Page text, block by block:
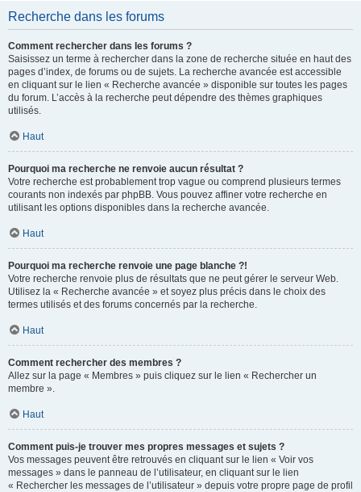
Recherche dans les forums
Comment rechercher dans les forums ?
Saisissez un terme à rechercher dans la zone de recherche située en haut des
pages d’index, de forums ou de sujets. La recherche avancée est accessible
en cliquant sur le lien « Recherche avancée » disponible sur toutes les pages
du forum. L’accès à la recherche peut dépendre des thèmes graphiques
utilisés.
Haut
Pourquoi ma recherche ne renvoie aucun résultat ?
Votre recherche est probablement trop vague ou comprend plusieurs termes
courants non indexés par phpBB. Vous pouvez affiner votre recherche en
utilisant les options disponibles dans la recherche avancée.
Haut
Pourquoi ma recherche renvoie une page blanche ?!
Votre recherche renvoie plus de résultats que ne peut gérer le serveur Web.
Utilisez la « Recherche avancée » et soyez plus précis dans le choix des
termes utilisés et des forums concernés par la recherche.
Haut
Comment rechercher des membres ?
Allez sur la page « Membres » puis cliquez sur le lien « Rechercher un
membre ».
Haut
Comment puis-je trouver mes propres messages et sujets ?
Vos messages peuvent être retrouvés en cliquant sur le lien « Voir vos
messages » dans le panneau de l’utilisateur, en cliquant sur le lien
« Rechercher les messages de l’utilisateur » depuis votre propre page de profil